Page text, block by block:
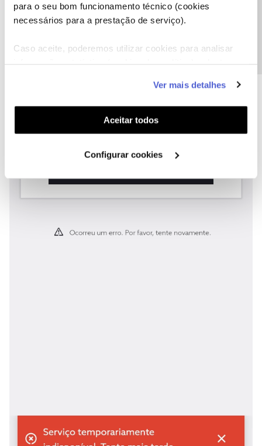
para o seu bom funcionamento técnico (cookies
necessários para a prestação de serviço).
Caso aceite, poderemos utilizar cookies para analisar
funcionalidades (cookies de personalização e
funcionalidade) e adaptar anúncios aos seus interesses
(cookies de publicidade personalizada). Pode gerir a
utilização dos cookies clicando em "Configurar
Ver mais detalhes
Aceitar todos
Configurar cookies
A nova actualização não funciona correctamente. Muito mau !!
Sempre serviço indisponível, tente mais tarde.